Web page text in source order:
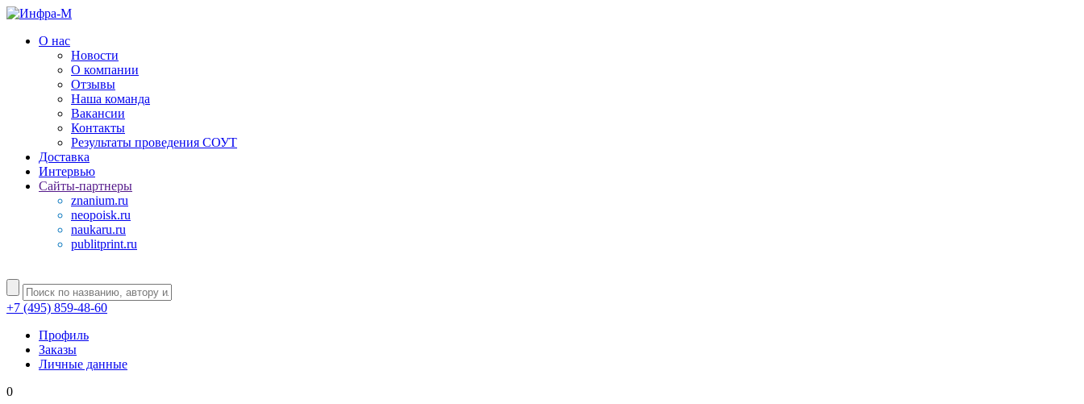
О нас
Новости
О компании
Отзывы
Наша команда
Вакансии
Контакты
Результаты проведения СОУТ
Доставка
Интервью
Сайты-партнеры
znanium.ru
neopoisk.ru
naukaru.ru
publitprint.ru
+7 (495) 859-48-60
Профиль
Заказы
Личные данные
0